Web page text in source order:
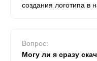
создания логотипа в
Вопрос:
Могу ли я сразу